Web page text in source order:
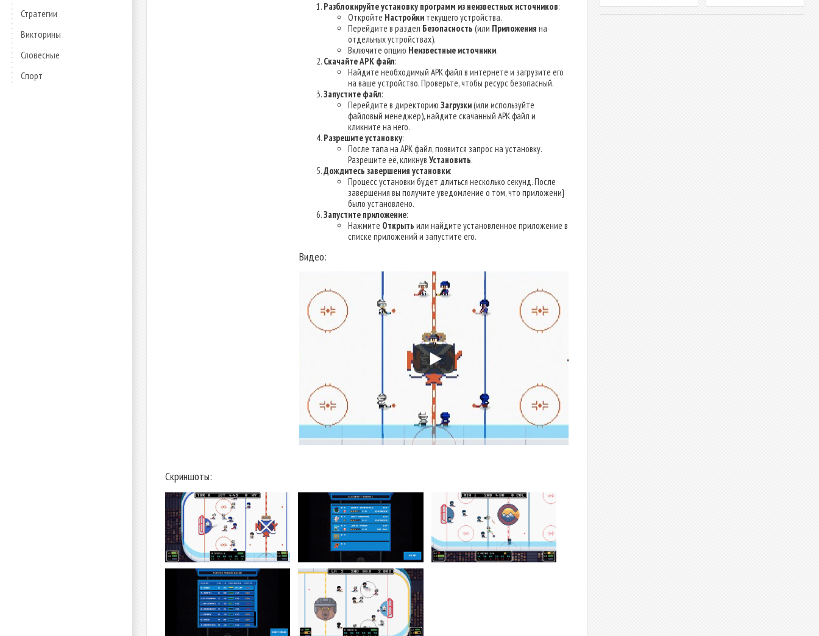
Стратегии
Викторины
Словесные
Спорт
Разблокируйте установку программ из неизвестных источников:
Откройте Настройки текущего устройства.
Перейдите в раздел Безопасность (или Приложения на
отдельных устройствах).
Включите опцию Неизвестные источники.
Скачайте APK файл:
Найдите необходимый APK файл в интернете и загрузите его
на ваше устройство. Проверьте, чтобы ресурс безопасный.
Запустите файл:
Перейдите в директорию Загрузки(или используйте
файловый менеджер), найдите скачанный APK файл и
кликните на него.
Разрешите установку:
После тапа на APK файл, появится запрос на установку.
Разрешите её, кликнув Установить.
Дождитесь завершения установки:
Процесс установки будет длиться несколько секунд. После
завершения вы получите уведомление о том, что приложени}
было установлено.
Запустите приложение:
Нажмите Открыть или найдите установленное приложение в
списке приложений и запустите его.
Видео:
Скриншоты: